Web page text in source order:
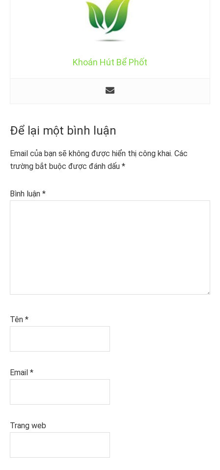
Khoán Hút Bể Phốt
Reader
Interactions
Để lại một bình luận
Email của bạn sẽ không được hiển thị công khai. Các
trường bắt buộc được đánh dấu *
Bình luận *
Tên *
Email *
Trang web